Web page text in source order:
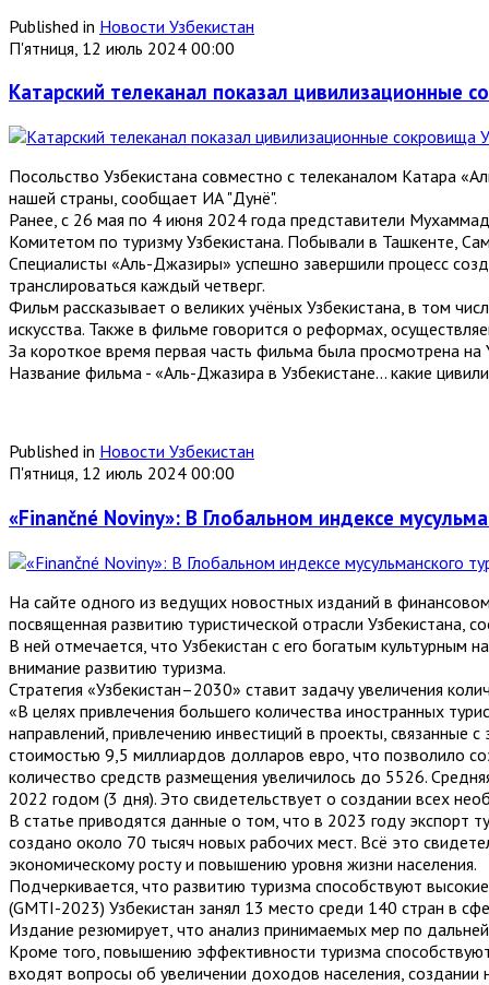
Published in Новости Узбекистан
П'ятниця, 12 июль 2024 00:00
Катарский телеканал показал цивилизационные
Посольство Узбекистана совместно с телеканалом Катара
нашей страны, сообщает ИА "Дунё".
Ранее, с 26 мая по 4 июня 2024 года представители
Комитетом по туризму Узбекистана. Побывали в Ташкенте,
Специалисты «Аль-Джазиры» успешно завершили процесс
транслироваться каждый четверг.
Фильм рассказывает о великих учёных Узбекистана, в том
искусства. Также в фильме говорится о реформах,
За короткое время первая часть фильма была просмотрена
Название фильма - «Аль-Джазира в Узбекистане... какие
Published in Новости Узбекистан
П'ятниця, 12 июль 2024 00:00
«Finančné Noviny»: В Глобальном индексе
На сайте одного из ведущих новостных изданий в
посвященная развитию туристической отрасли Узбекистана,
В ней отмечается, что Узбекистан с его богатым
внимание развитию туризма.
Стратегия «Узбекистан–2030» ставит задачу увеличения
«В целях привлечения большего количества иностранных
направлений, привлечению инвестиций в проекты,
стоимостью 9,5 миллиардов долларов евро, что позволило
количество средств размещения увеличилось до 5526.
2022 годом (3 дня). Это свидетельствует о создании всех
В статье приводятся данные о том, что в 2023 году экспорт
создано около 70 тысяч новых рабочих мест. Всё это
экономическому росту и повышению уровня жизни населения.
Подчеркивается, что развитию туризма способствуют
(GMTI-2023) Узбекистан занял 13 место среди 140 стран в
Издание резюмирует, что анализ принимаемых мер по
Кроме того, повышению эффективности туризма
входят вопросы об увеличении доходов населения, создании